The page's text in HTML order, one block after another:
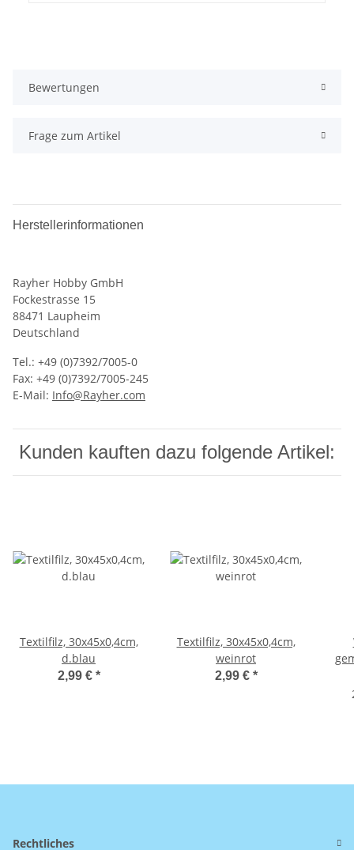
Bewertungen
Frage zum Artikel
Herstellerinformationen
Rayher Hobby GmbH
Fockestrasse 15
88471 Laupheim
Deutschland
Tel.: +49 (0)7392/7005-0
Fax: +49 (0)7392/7005-245
E-Mail: Info@Rayher.com
Kunden kauften dazu folgende Artikel:
Textilfilz, 30x45x0,4cm,
d.blau
2,99 € *
Textilfilz, 30x45x0,4cm,
weinrot
2,99 € *
Rechtliches